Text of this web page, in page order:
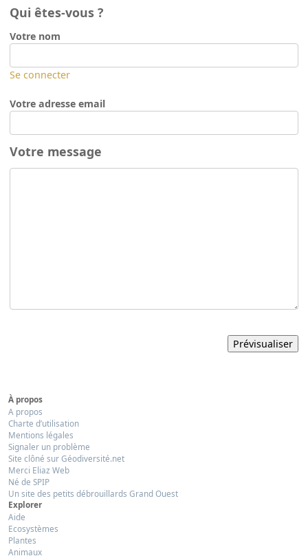
Qui êtes-vous ?
Votre nom
Se connecter
Votre adresse email
Votre message
À propos
A propos
Charte d’utilisation
Mentions légales
Signaler un problème
Site clôné sur Géodiversité.net
Merci Eliaz Web
Né de SPIP
Un site des petits débrouillards Grand Ouest
Explorer
Aide
Ecosystèmes
Plantes
Animaux